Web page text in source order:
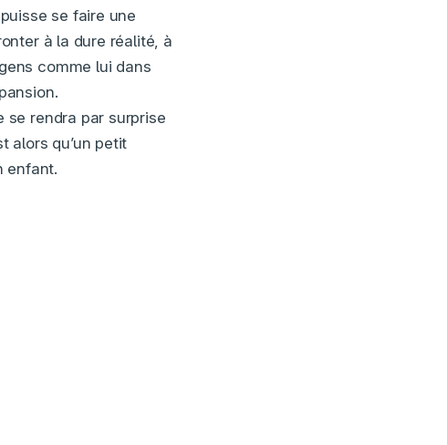
se faire une
à la dure réalité, à
comme lui dans
se rendra par surprise
alors qu’un petit
enfant.